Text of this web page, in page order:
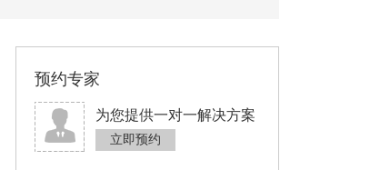
预约专家
为您提供一对一解决方案
立即预约